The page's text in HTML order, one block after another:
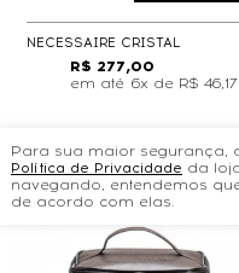
Para sua maior segurança,
Política de Privacidade da
navegando, entendemos
de acordo com elas.
NECESSAIRE CRISTAL
R$ 277,00
6x de R$ 46,17